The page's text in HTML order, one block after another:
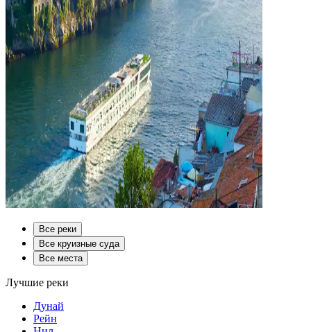
Все реки
Все круизные суда
Все места
Лучшие реки
Дунай
Рейн